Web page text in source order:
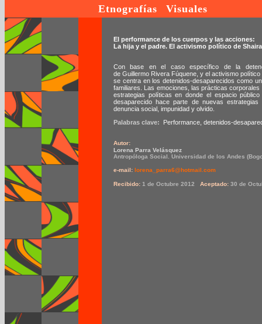
Etnografías Visuales
El performance de los cuerpos y las acciones:
La hija y el padre. El activismo político de
Con base en el caso específico de la
de Guillermo Rivera Fúquene, y el activismo
se centra en los detenidos-desaparecidos como
familiares. Las emociones, las prácticas
estrategias políticas en donde el espacio
desaparecido hace parte de nuevas
denuncia social, impunidad y olvido.
Palabras clave: Performance, detenidos-
Autor:
Lorena Parra Velásquez
Antropóloga Social. Universidad de los Andes
e-mail: lorena_parra6@hotmail.com
Recibido: 1 de Octubre 2012 Aceptado: 30 de